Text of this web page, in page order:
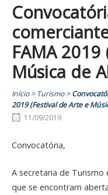
FAMA
Música de
Início> Turismo>
2019 (Festival de Arte e
11/09/2019
Convocatória,
A secretaria de Turismo
que se encontram